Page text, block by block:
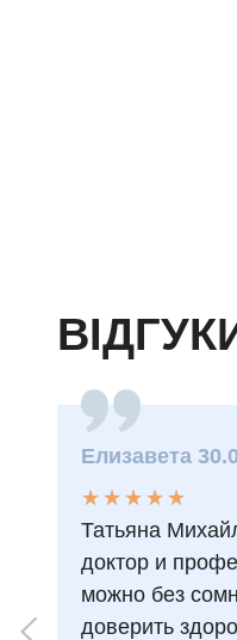
Елизавета
★
★
★
★
★
★ ★ ★ ★ ★
Татьяна
доктор и
можно без
доверить